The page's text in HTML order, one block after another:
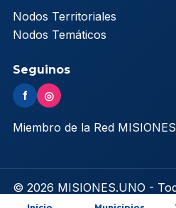
Nodos Territoriales
Nodos Temáticos
Seguinos
f ◎
Miembro de la Red
© 2026 MISIONES.UNO -
reservados